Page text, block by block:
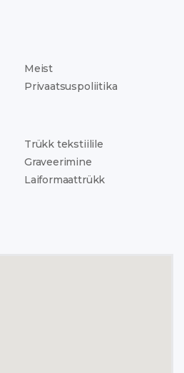
Meist
Privaatsuspoliitika
Trükk tekstiilile
Graveerimine
Laiformaattrükk